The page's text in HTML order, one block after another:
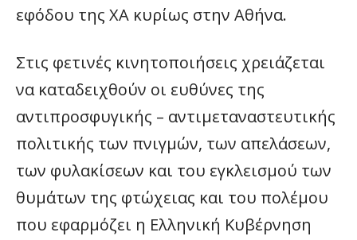
εφόδου της ΧΑ κυρίως στην Αθήνα.
Στις φετινές κινητοποιήσεις χρειάζεται
να καταδειχθούν οι ευθύνες της
αντιπροσφυγικής – αντιμεταναστευτικής
πολιτικής των πνιγμών, των απελάσεων,
των φυλακίσεων και του εγκλεισμού των
θυμάτων της φτώχειας και του πολέμου
που εφαρμόζει η Ελληνική Κυβέρνηση